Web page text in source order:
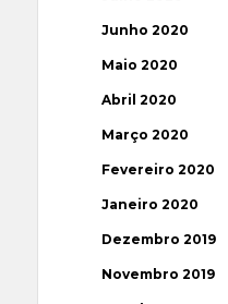
Junho 2020
Maio 2020
Abril 2020
Março 2020
Fevereiro 2020
Janeiro 2020
Dezembro 2019
Novembro 2019